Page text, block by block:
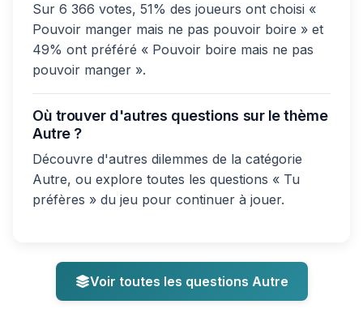
Sur 6 366 votes, 51% des joueurs ont choisi «
Pouvoir manger mais ne pas pouvoir boire » et
49% ont préféré « Pouvoir boire mais ne pas
pouvoir manger ».
Où trouver d'autres questions sur le thème
Autre ?
Découvre d'autres dilemmes de la catégorie
Autre, ou explore toutes les questions « Tu
préfères » du jeu pour continuer à jouer.
Voir toutes les questions Autre